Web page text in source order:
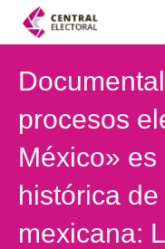
procesos
México»
histórica
mexicana: